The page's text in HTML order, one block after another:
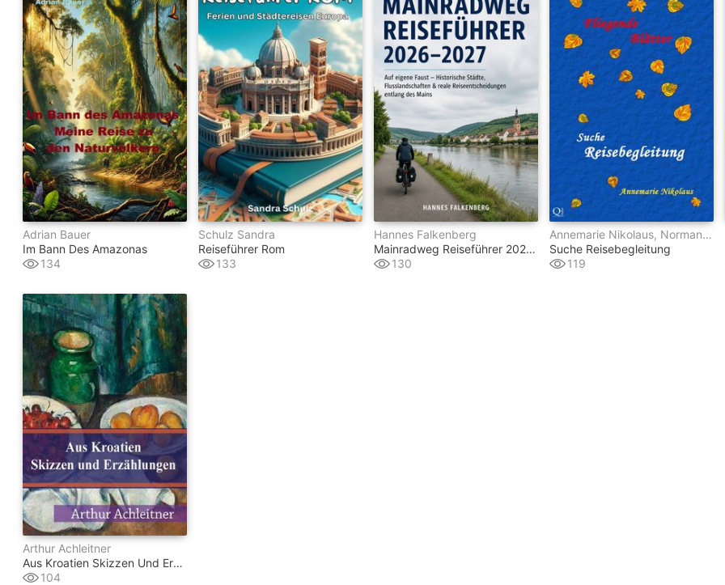
Adrian Bauer
Im Bann Des Amazonas
134
Schulz Sandra
Reiseführer Rom
133
Hannes Falkenberg
Mainradweg Reiseführer 2026–2027
130
Annemarie Nikolaus, Norman Nekro, Elsa Rieger, Manuela Tengler, Detlev Crusius, Wolfgang Schwerdt
Suche Reisebegleitung
119
Arthur Achleitner
Aus Kroatien Skizzen Und Erzählungen
104